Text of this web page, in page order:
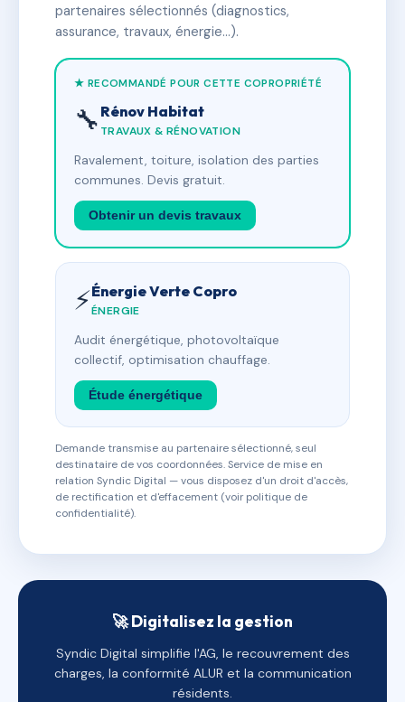
partenaires sélectionnés (diagnostics,
assurance, travaux, énergie…).
★ RECOMMANDÉ POUR CETTE COPROPRIÉTÉ
🔧 Rénov Habitat
TRAVAUX & RÉNOVATION
Ravalement, toiture, isolation des parties
communes. Devis gratuit.
Obtenir un devis travaux
⚡Énergie Verte Copro
ÉNERGIE
Audit énergétique, photovoltaïque
collectif, optimisation chauffage.
Étude énergétique
Demande transmise au partenaire sélectionné, seul
destinataire de vos coordonnées. Service de mise en
relation Syndic Digital — vous disposez d'un droit d'accès,
de rectification et d'effacement (voir politique de
confidentialité).
🚀 Digitalisez la gestion
Syndic Digital simplifie l'AG, le recouvrement des
charges, la conformité ALUR et la communication
résidents.